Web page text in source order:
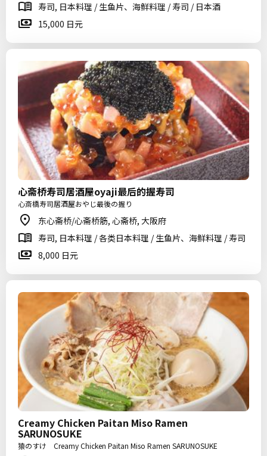
寿司, 日本料理 / 生鱼片、海鲜料理 / 寿司 / 日本酒
15,000 日元
心斋桥寿司居酒屋oyaji最后的握寿司
心斎橋寿司居酒屋おやじ最後の握り
东心斋桥/心斋桥筋, 心斋桥, 大阪府
寿司, 日本料理 / 各类日本料理 / 生鱼片、海鲜料理 / 寿司
8,000 日元
Creamy Chicken Paitan Miso Ramen
SARUNOSUKE
猿のすけ Creamy Chicken Paitan Miso Ramen SARUNOSUKE